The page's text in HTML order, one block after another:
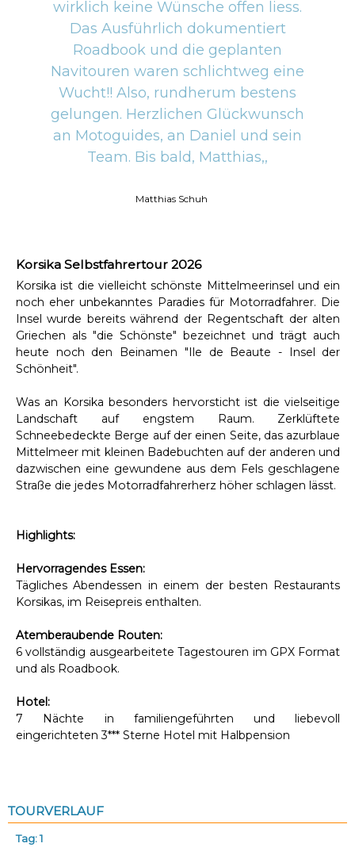
wirklich keine Wünsche offen liess.
Das Ausführlich dokumentiert
Roadbook und die geplanten
Navitouren waren schlichtweg eine
Wucht!! Also, rundherum bestens
gelungen. Herzlichen Glückwunsch
an Motoguides, an Daniel und sein
Team. Bis bald, Matthias,,
Matthias Schuh
Korsika Selbstfahrertour 2026
Korsika ist die vielleicht schönste Mittelmeerinsel und ein
noch eher unbekanntes Paradies für Motorradfahrer. Die
Insel wurde bereits während der Regentschaft der alten
Griechen als "die Schönste" bezeichnet und trägt auch
heute noch den Beinamen "Ile de Beaute - Insel der
Schönheit".
Was an Korsika besonders hervorsticht ist die vielseitige
Landschaft auf engstem Raum. Zerklüftete
Schneebedeckte Berge auf der einen Seite, das azurblaue
Mittelmeer mit kleinen Badebuchten auf der anderen und
dazwischen eine gewundene aus dem Fels geschlagene
Straße die jedes Motorradfahrerherz höher schlagen lässt.
Highlights:
Hervorragendes Essen:
Tägliches Abendessen in einem der besten Restaurants
Korsikas, im Reisepreis enthalten.
Atemberaubende Routen:
6 vollständig ausgearbeitete Tagestouren im GPX Format
und als Roadbook.
Hotel:
7 Nächte in familiengeführten und liebevoll
eingerichteten 3*** Sterne Hotel mit Halbpension
TOURVERLAUF
Tag: 1